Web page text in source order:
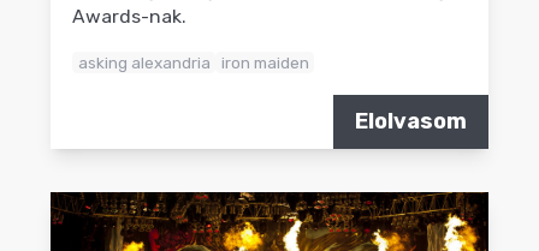
Awards-nak.
asking alexandria iron maiden
Elolvasom